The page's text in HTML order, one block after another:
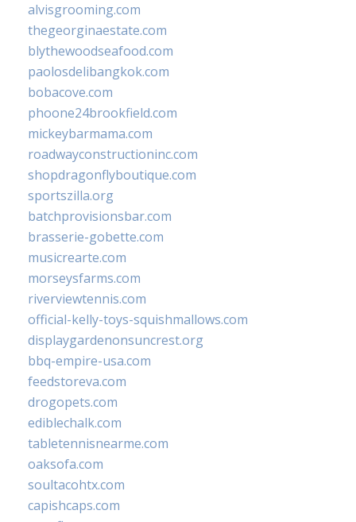
alvisgrooming.com
thegeorginaestate.com
blythewoodseafood.com
paolosdelibangkok.com
bobacove.com
phoone24brookfield.com
mickeybarmama.com
roadwayconstructioninc.com
shopdragonflyboutique.com
sportszilla.org
batchprovisionsbar.com
brasserie-gobette.com
musicrearte.com
morseysfarms.com
riverviewtennis.com
official-kelly-toys-squishmallows.com
displaygardenonsuncrest.org
bbq-empire-usa.com
feedstoreva.com
drogopets.com
ediblechalk.com
tabletennisnearme.com
oaksofa.com
soultacohtx.com
capishcaps.com